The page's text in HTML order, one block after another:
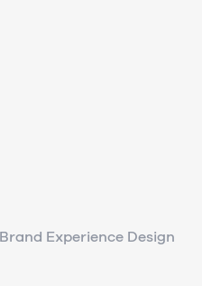
Brand Experience Design